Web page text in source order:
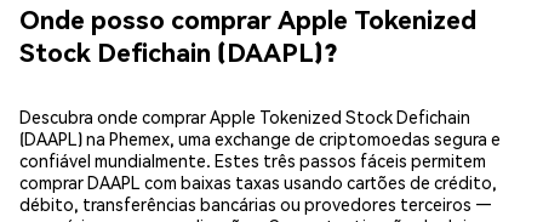
Onde posso comprar Apple Tokenized
Stock Defichain (DAAPL)?
Descubra onde comprar Apple Tokenized Stock Defichain
(DAAPL) na Phemex, uma exchange de criptomoedas segura e
confiável mundialmente. Estes três passos fáceis permitem
comprar DAAPL com baixas taxas usando cartões de crédito,
débito, transferências bancárias ou provedores terceiros —